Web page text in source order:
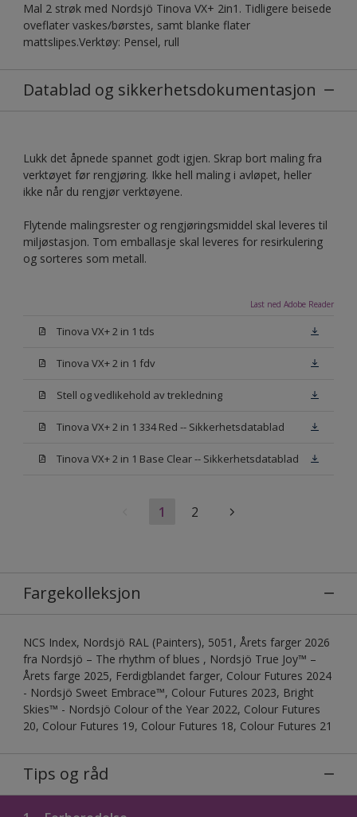
Mal 2 strøk med Nordsjö Tinova VX+ 2in1. Tidligere beisede
oveflater vaskes/børstes, samt blanke flater
mattslipes.Verktøy: Pensel, rull
Datablad og sikkerhetsdokumentasjon
Lukk det åpnede spannet godt igjen. Skrap bort maling fra
verktøyet før rengjøring. Ikke hell maling i avløpet, heller
ikke når du rengjør verktøyene.
Flytende malingsrester og rengjøringsmiddel skal leveres til
miljøstasjon. Tom emballasje skal leveres for resirkulering
og sorteres som metall.
Last ned Adobe Reader
Tinova VX+ 2 in 1 tds
Tinova VX+ 2 in 1 fdv
Stell og vedlikehold av trekledning
Tinova VX+ 2 in 1 334 Red -- Sikkerhetsdatablad
Tinova VX+ 2 in 1 Base Clear -- Sikkerhetsdatablad
1 2
Fargekolleksjon
NCS Index, Nordsjö RAL (Painters), 5051, Årets farger 2026
fra Nordsjö – The rhythm of blues , Nordsjö True Joy™ –
Årets farge 2025, Ferdigblandet farger, Colour Futures 2024
- Nordsjö Sweet Embrace™, Colour Futures 2023, Bright
Skies™ - Nordsjö Colour of the Year 2022, Colour Futures
20, Colour Futures 19, Colour Futures 18, Colour Futures 21
Tips og råd